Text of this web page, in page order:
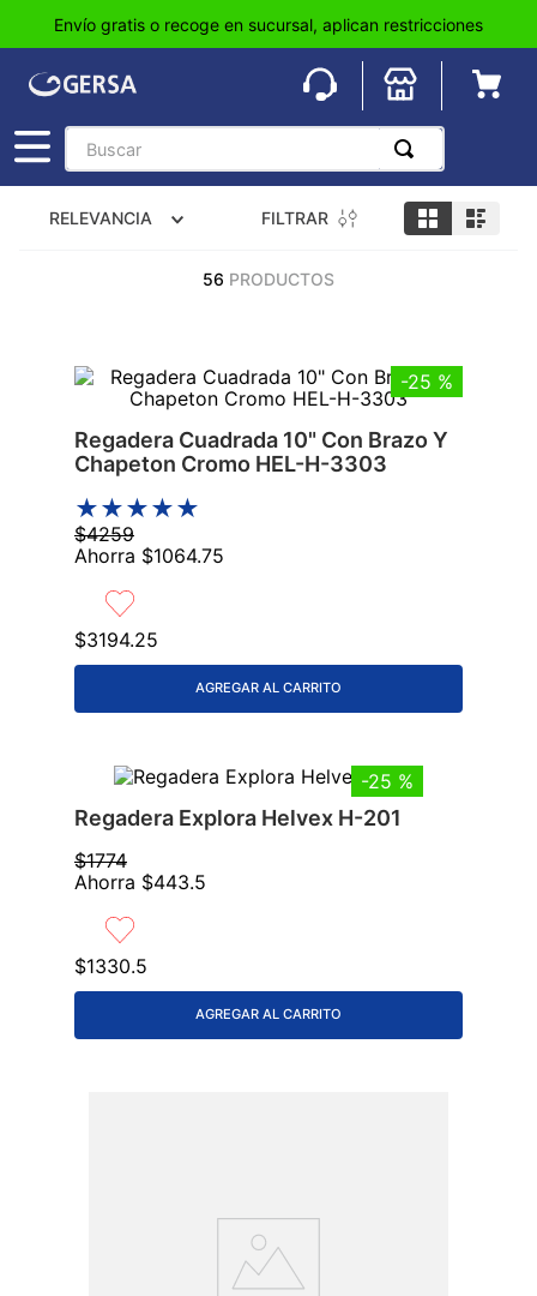
Envío gratis o recoge en sucursal, aplican restricciones
Buscar
RELEVANCIA FILTRAR
56 PRODUCTOS
-25 %
Regadera Cuadrada 10" Con Brazo Y
Chapeton Cromo HEL-H-3303
★★★★★
$4259
Ahorra $1064.75
$3194.25
AGREGAR AL CARRITO
-25 %
Regadera Explora Helvex H-201
$1774
Ahorra $443.5
$1330.5
AGREGAR AL CARRITO
lavabo
6.
wc
8.
tinaco
9.
lavabos
10. azulejos